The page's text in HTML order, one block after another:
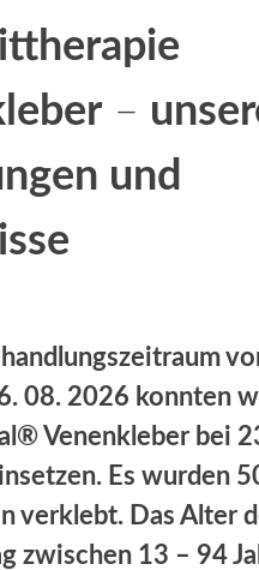
–
und
08. 2026 konnten
Venenkleber bei
Es wurden
verklebt. Das Alter
zwischen 13 – 94